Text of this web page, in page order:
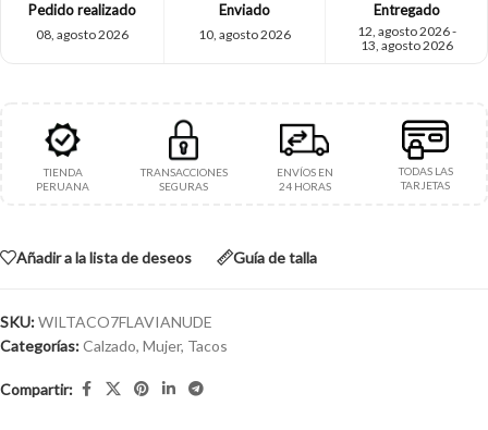
Pedido realizado
08, agosto 2026
Enviado
10, agosto 2026
Entregado
12, agosto 2026 -
13, agosto 2026
TIENDA
PERUANA
TRANSACCIONES
SEGURAS
ENVÍOS EN
24 HORAS
TODAS LAS
TARJETAS
Añadir a la lista de deseos Guía de talla
SKU:WILTACO7FLAVIANUDE
Categorías:Calzado, Mujer, Tacos
Compartir: